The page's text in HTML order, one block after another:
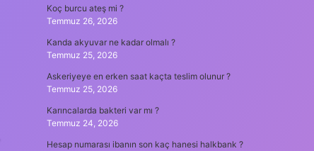
Koç burcu ateş mi ?
Temmuz 26, 2026
Kanda akyuvar ne kadar olmalı ?
Temmuz 25, 2026
Askeriyeye en erken saat kaçta teslim olunur ?
Temmuz 25, 2026
Karıncalarda bakteri var mı ?
Temmuz 24, 2026
Hesap numarası ibanın son kaç hanesi halkbank ?